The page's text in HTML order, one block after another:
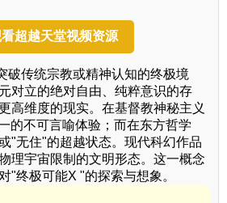
超越天堂视频资源
破传统宗教或精神认知的终极境
对立的绝对自由、纯粹意识的存
高维度的现实。在基督教神秘主义
的不可言喻体验；而在东方哲学
"无住"的超越状态。现代科幻作品
理宇宙限制的文明形态。这一概念
"终极可能X "的探索与想象。